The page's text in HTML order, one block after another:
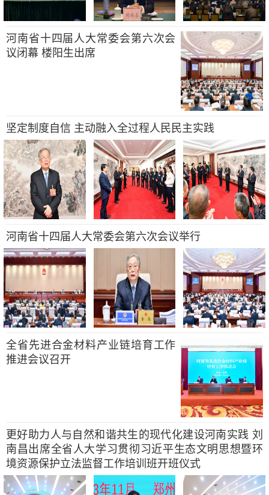
河南省十四届人大常委会第六次会
议闭幕 楼阳生出席
坚定制度自信 主动融入全过程人民民主实践
河南省十四届人大常委会第六次会议举行
全省先进合金材料产业链培育工作
推进会议召开
更好助力人与自然和谐共生的现代化建设河南实践 刘
南昌出席全省人大学习贯彻习近平生态文明思想暨环
境资源保护立法监督工作培训班开班仪式